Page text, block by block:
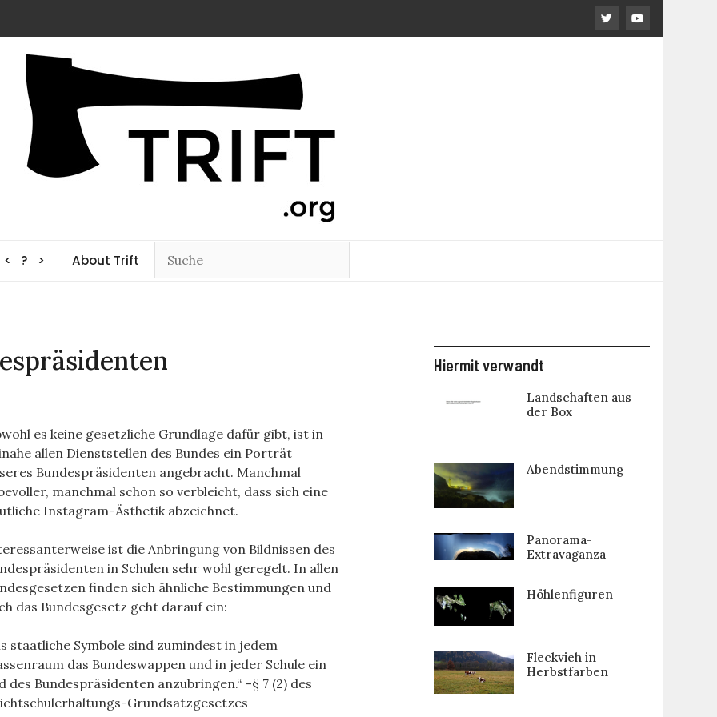
< ? > About Trift
es keine gesetzliche Grundlage dafür gibt, ist in
allen Dienststellen des Bundes ein Porträt
Bundespräsidenten angebracht. Manchmal
manchmal schon so verbleicht, dass sich eine
Instagram-Ästhetik abzeichnet.
ist die Anbringung von Bildnissen des
in Schulen sehr wohl geregelt. In allen
finden sich ähnliche Bestimmungen und
das Bundesgesetz geht darauf ein:
staatliche Symbole sind zumindest in jedem
das Bundeswappen und in jeder Schule ein
des Bundespräsidenten anzubringen.“ –§ 7 (2) des
Grundsatzgesetzes
Hiermit verwandt
Landschaften aus
der Box
Abendstimmung
Panorama-
Extravaganza
Höhlenfiguren
Fleckvieh in
Herbstfarben